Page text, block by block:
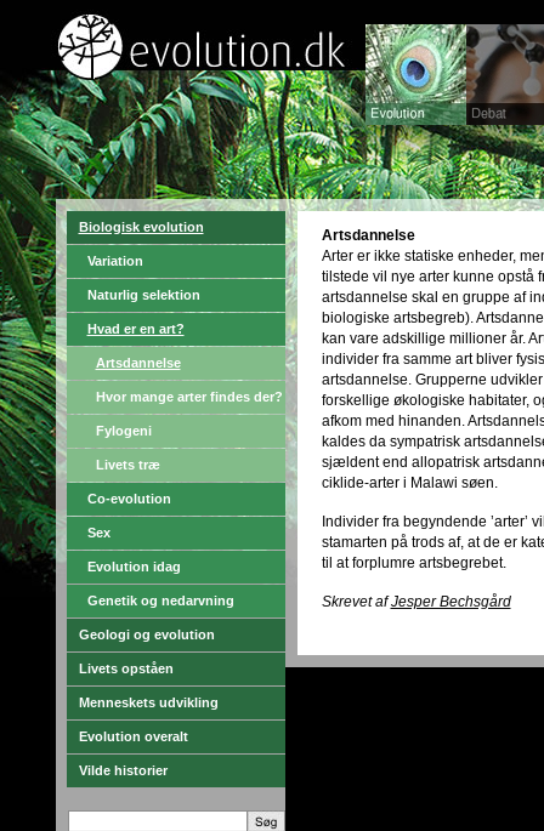
Biologisk evolution
Variation
Naturlig selektion
Hvad er en art?
Artsdannelse
Hvor mange arter findes der?
Fylogeni
Livets træ
Co-evolution
Sex
Evolution idag
Genetik og nedarvning
Geologi og evolution
Livets opståen
Menneskets udvikling
Evolution overalt
Vilde historier
Artsdannelse
Arter er ikke statiske enheder,
tilstede vil nye arter kunne opstå
artsdannelse skal en gruppe af
biologiske artsbegreb).
kan vare adskillige millioner år.
individer fra samme art bliver
artsdannelse. Grupperne
forskellige økologiske habitater,
afkom med hinanden.
kaldes da sympatrisk
sjældent end allopatrisk
ciklide-arter i Malawi søen.
Individer fra begyndende ’arter’
stamarten på trods af, at de er
til at forplumre artsbegrebet.
Skrevet afJesper Bechsgård